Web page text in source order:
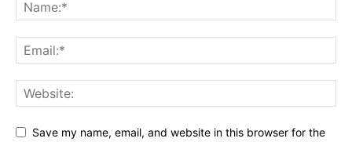
Save my name, email, and website in this browser for the